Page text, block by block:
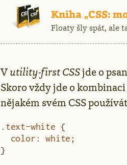
ReklamaKniha „CSS:
Floaty šly spát, ale
Vutility-first CSSjde o
Skoro vždy jde o
nějakém svém CSS
.text-white {
  color
: white;
}